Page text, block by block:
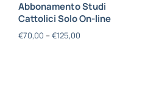
Abbonamento Studi
Cattolici Solo On-line
€70,00 – €125,00